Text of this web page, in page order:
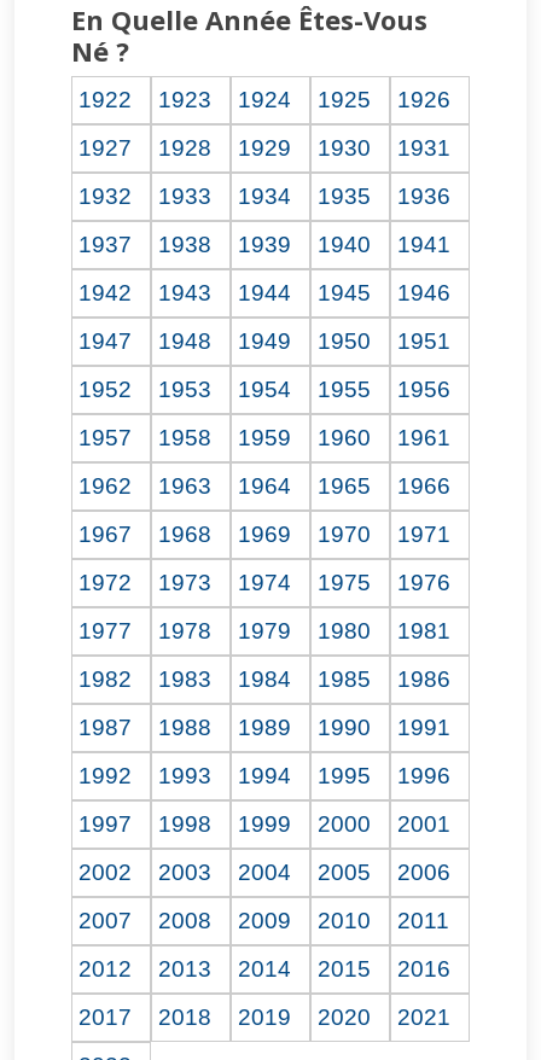
En Quelle Année Êtes-Vous
Né ?
1922 1923 1924 1925
1926
1927
1928 1929 1930
1931
1932
1933 1934 1935
1936
1937
1938 1939 1940
1941
1942
1943 1944 1945
1946
1947
1948 1949 1950
1951
1952
1953 1954 1955
1956
1957
1958 1959 1960
1961
1962
1963 1964 1965
1966
1967
1968 1969 1970
1971
1972
1973 1974 1975
1976
1977
1978 1979 1980
1981
1982
1983 1984 1985
1986
1987
1988 1989 1990
1991
1992
1993 1994 1995
1996
1997
1998 1999 2000
2001
2002
2003 2004 2005
2006
2007
2008 2009 2010
2011
2012
2013 2014 2015
2016
2017
2018 2019 2020
2021